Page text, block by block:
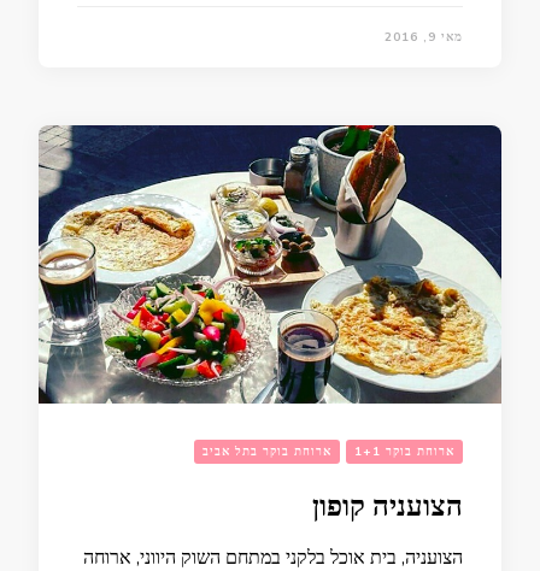
מאי 9, 2016
ארוחת בוקר 1+1 ארוחת בוקר בתל אביב
הצועניה קופון
הצועניה, בית אוכל בלקני במתחם השוק היווני, ארוחה